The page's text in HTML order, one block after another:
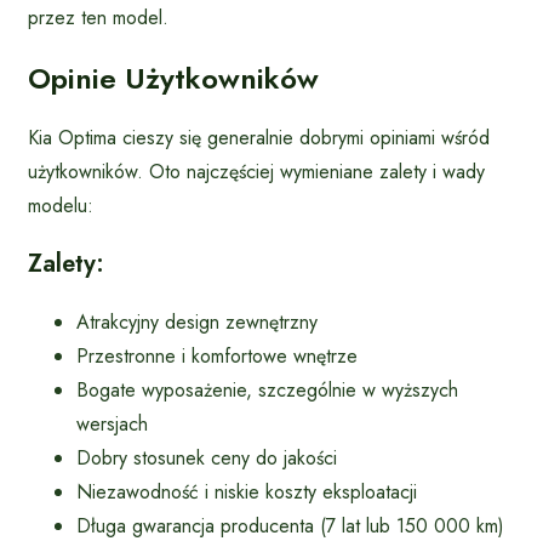
przez ten model.
Opinie Użytkowników
Kia Optima cieszy się generalnie dobrymi opiniami wśród
użytkowników. Oto najczęściej wymieniane zalety i wady
modelu:
Zalety:
Atrakcyjny design zewnętrzny
Przestronne i komfortowe wnętrze
Bogate wyposażenie, szczególnie w wyższych
wersjach
Dobry stosunek ceny do jakości
Niezawodność i niskie koszty eksploatacji
Długa gwarancja producenta (7 lat lub 150 000 km)